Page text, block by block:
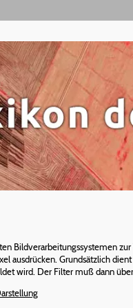
Bildverarbeitungssystemen
ausdrücken. Grundsätzlich dient
wird. Der Filter muß dann